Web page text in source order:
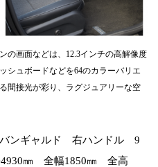
の画面などは、12.3インチの高解像度
シュボードなどを64のカラーバリエ
間接光が彩り、ラグジュアリーな空
バンギャルド 右ハンドル 9
㎜ 全幅1850㎜ 全高